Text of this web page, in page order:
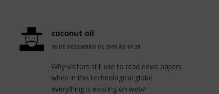
coconut oil
16 DE DEZEMBRO DE 2019 ÀS 01:39
Why visitors still use to read news papers
when in this technological globe
everything is existing on web?